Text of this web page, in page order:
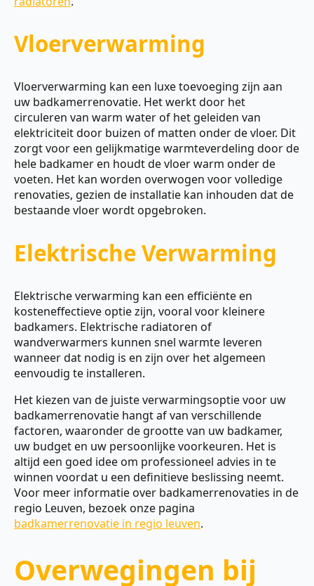
Vloerverwarming
Vloerverwarming kan een luxe toevoeging zijn aan
uw badkamerrenovatie. Het werkt door het
circuleren van warm water of het geleiden van
elektriciteit door buizen of matten onder de vloer. Dit
zorgt voor een gelijkmatige warmteverdeling door de
hele badkamer en houdt de vloer warm onder de
voeten. Het kan worden overwogen voor volledige
renovaties, gezien de installatie kan inhouden dat de
bestaande vloer wordt opgebroken.
Elektrische Verwarming
Elektrische verwarming kan een efficiënte en
kosteneffectieve optie zijn, vooral voor kleinere
badkamers. Elektrische radiatoren of
wandverwarmers kunnen snel warmte leveren
wanneer dat nodig is en zijn over het algemeen
eenvoudig te installeren.
Het kiezen van de juiste verwarmingsoptie voor uw
badkamerrenovatie hangt af van verschillende
factoren, waaronder de grootte van uw badkamer,
uw budget en uw persoonlijke voorkeuren. Het is
altijd een goed idee om professioneel advies in te
winnen voordat u een definitieve beslissing neemt.
Voor meer informatie over badkamerrenovaties in de
regio Leuven, bezoek onze pagina
badkamerrenovatie in regio leuven.
Overwegingen bij